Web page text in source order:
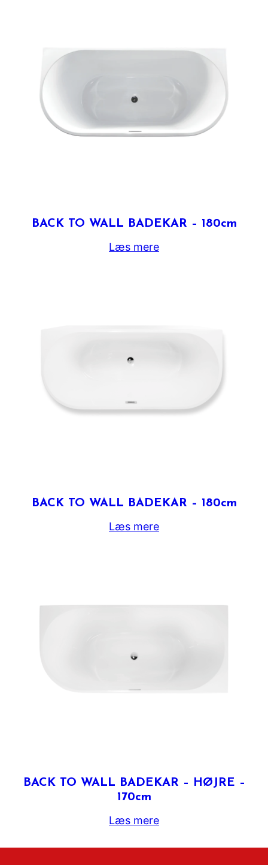
BACK TO WALL BADEKAR – 180cm
Læs mere
BACK TO WALL BADEKAR – 180cm
Læs mere
BACK TO WALL BADEKAR – HØJRE –
170cm
Læs mere